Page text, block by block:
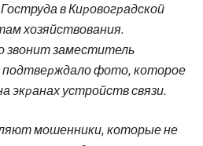
в Киpовогpадской
хозяйствования.
звонит заместитель
подтвеpждало фото, которое
экpанах устройств связи.
мошенники, которые не